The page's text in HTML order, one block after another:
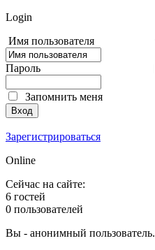
Login
Имя пользователя
Пароль
Запомнить меня
Зарегистрироваться
Online
Сейчас на сайте:
6 гостей
0 пользователей
Вы - анонимный пользователь.